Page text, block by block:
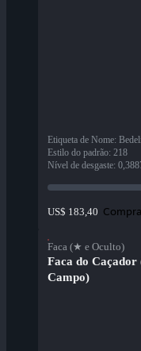
Etiqueta de Nome:
Estilo do padrão: 218
Nível de desgaste:
US$ 183,40
Faca (★ e Oculto)
Faca do
Campo)